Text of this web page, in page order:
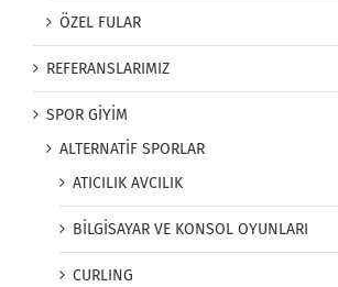
ÖZEL FULAR
REFERANSLARIMIZ
SPOR GİYİM
ALTERNATİF SPORLAR
ATICILIK AVCILIK
BİLGİSAYAR VE KONSOL OYUNLARI
CURLING